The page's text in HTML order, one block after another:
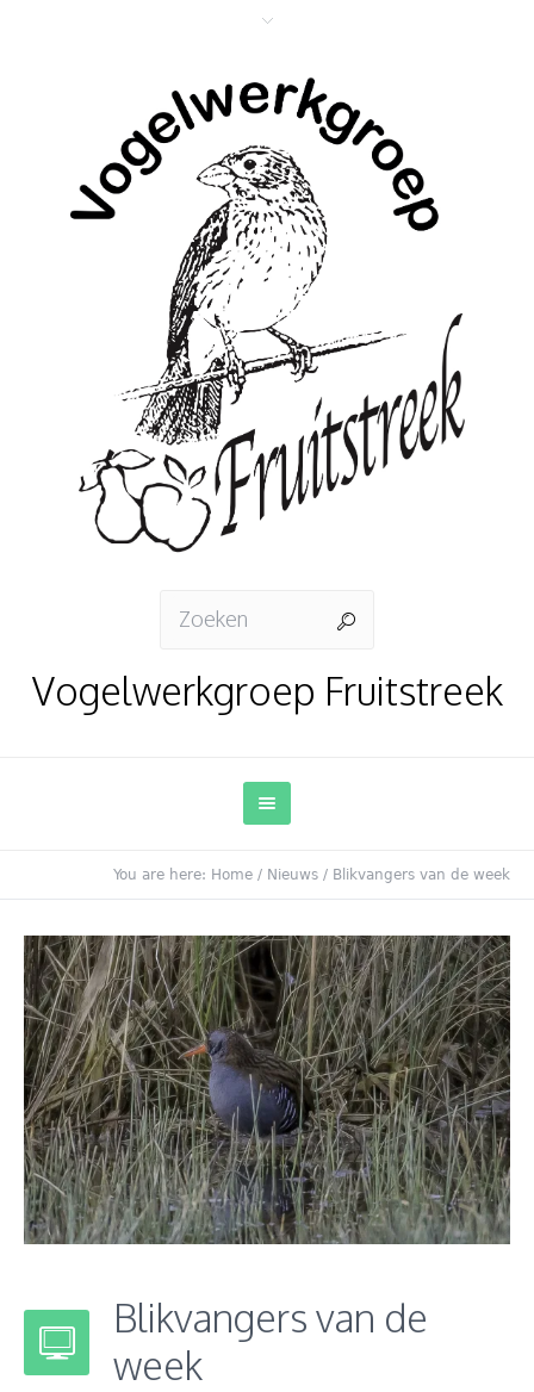
Vogelwerkgroep Fruitstreek
You are here: Home / Nieuws / Blikvangers van de week
Blikvangers van de
week